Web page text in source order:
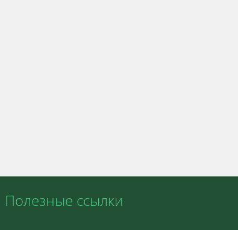
Полезные ссылки